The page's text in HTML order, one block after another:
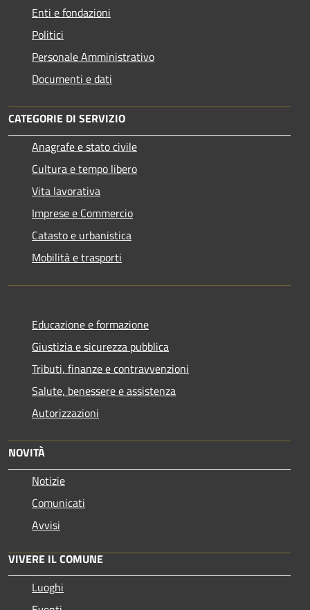
Enti e fondazioni
Politici
Personale Amministrativo
Documenti e dati
CATEGORIE DI SERVIZIO
Anagrafe e stato civile
Cultura e tempo libero
Vita lavorativa
Imprese e Commercio
Catasto e urbanistica
Mobilità e trasporti
Educazione e formazione
Giustizia e sicurezza pubblica
Tributi, finanze e contravvenzioni
Salute, benessere e assistenza
Autorizzazioni
NOVITÀ
Notizie
Comunicati
Avvisi
VIVERE IL COMUNE
Luoghi